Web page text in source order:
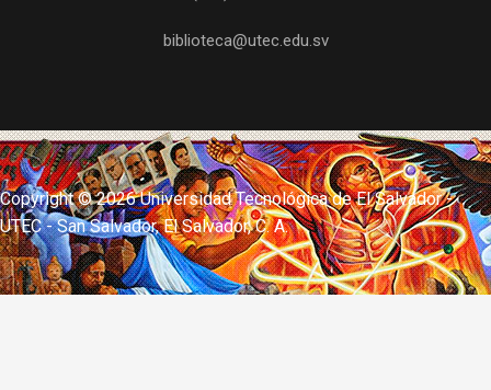
biblioteca@utec.edu.sv
Copyright ©2026 Universidad Tecnológica de El Salvador -
UTEC - San Salvador, El Salvador, C. A.